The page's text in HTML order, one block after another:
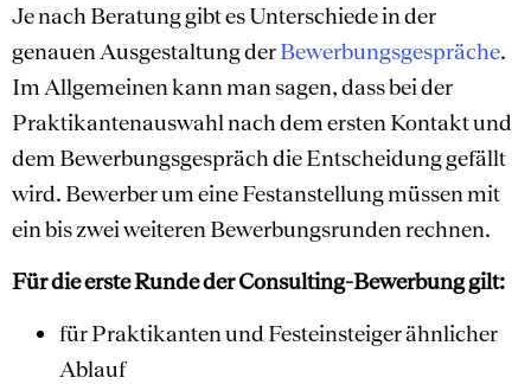
Je nach Beratung gibt es Unterschiede in der
genauen Ausgestaltung derBewerbungsgespräche.
Im Allgemeinen kann man sagen, dass bei der
Praktikantenauswahl nach dem ersten Kontakt und
dem Bewerbungsgespräch die Entscheidung gefällt
wird. Bewerber um eine Festanstellung müssen mit
ein bis zwei weiteren Bewerbungsrunden rechnen.
Für die erste Runde der Consulting-Bewerbung gilt:
für Praktikanten und Festeinsteiger ähnlicher
Ablauf